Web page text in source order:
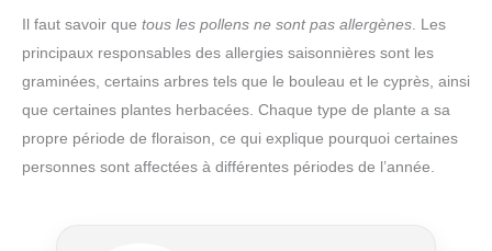
Il faut savoir que tous les pollens ne sont pas allergènes . Les
principaux responsables des allergies saisonnières sont les
graminées, certains arbres tels que le bouleau et le cyprès, ainsi
que certaines plantes herbacées. Chaque type de plante a sa
propre période de floraison, ce qui explique pourquoi certaines
personnes sont affectées à différentes périodes de l’année.